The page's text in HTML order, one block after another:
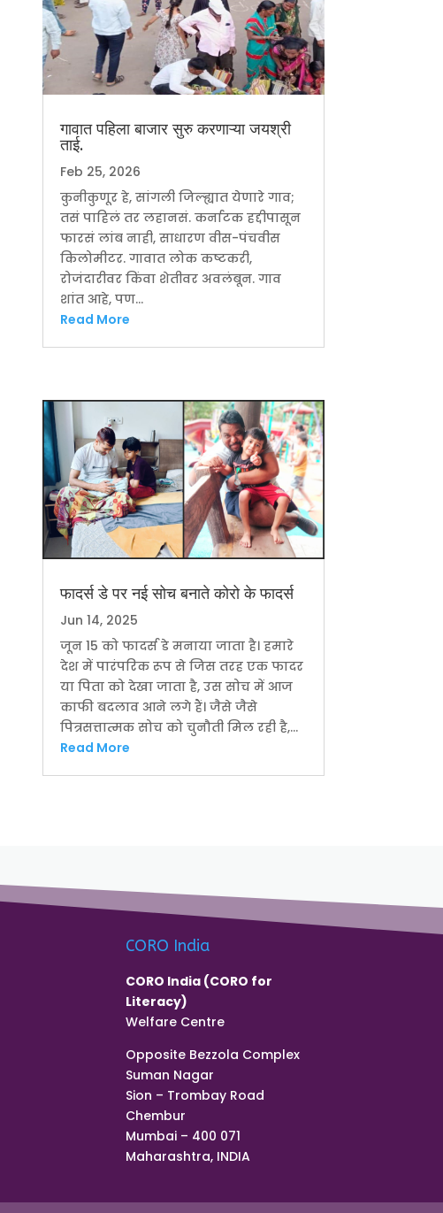
गावात पहिला बाजार सुरु करणाऱ्या जयश्री
ताई.
Feb 25, 2026
कुनीकुणूर हे, सांगली जिल्ह्यात येणारे गाव;
तसं पाहिलं तर लहानसं. कर्नाटक हद्दीपासून
फारसं लांब नाही, साधारण वीस-पंचवीस
किलोमीटर. गावात लोक कष्टकरी,
रोजंदारीवर किंवा शेतीवर अवलंबून. गाव
शांत आहे, पण...
Read More
फादर्स डे पर नई सोच बनाते कोरो के फादर्स
Jun 14, 2025
जून 15 को फादर्स डे मनाया जाता है। हमारे
देश में पारंपरिक रूप से जिस तरह एक फादर
या पिता को देखा जाता है, उस सोच में आज
काफी बदलाव आने लगे हैं। जैसे जैसे
पित्रसत्तात्मक सोच को चुनौती मिल रही है,...
Read More
CORO India
CORO India (CORO for
Literacy)
Welfare Centre
Opposite Bezzola Complex
Suman Nagar
Sion – Trombay Road
Chembur
Mumbai – 400 071
Maharashtra, INDIA